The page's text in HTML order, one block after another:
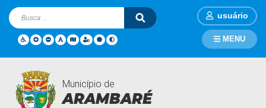
usuário
Município de
ARAMBARÉ
MENU
Licitações